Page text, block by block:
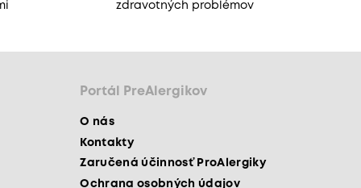
zdravotných problémov
Portál PreAlergikov
O nás
Kontakty
Zaručená účinnosť ProAlergiky
Ochrana osobných údajov